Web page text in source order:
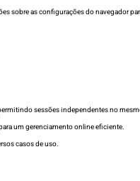
sobre as configurações do navegador
sessões independentes no
um gerenciamento online eficiente.
casos de uso.